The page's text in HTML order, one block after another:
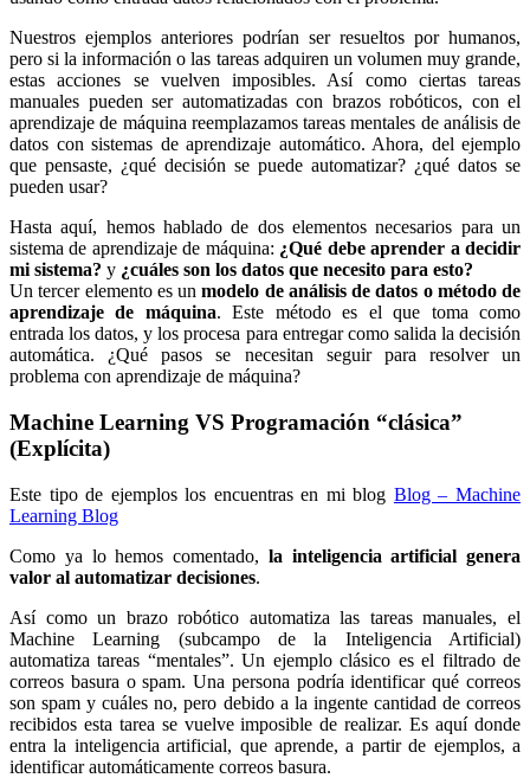
Nuestros ejemplos anteriores podrían ser resueltos por humanos,
pero si la información o las tareas adquiren un volumen muy grande,
estas acciones se vuelven imposibles. Así como ciertas tareas
manuales pueden ser automatizadas con brazos robóticos, con el
aprendizaje de máquina reemplazamos tareas mentales de análisis de
datos con sistemas de aprendizaje automático. Ahora, del ejemplo
que pensaste, ¿qué decisión se puede automatizar? ¿qué datos se
pueden usar?
Hasta aquí, hemos hablado de dos elementos necesarios para un
sistema de aprendizaje de máquina: ¿Qué debe aprender a decidir
mi sistema? y ¿cuáles son los datos que necesito para esto?
Un tercer elemento es unmodelo de análisis de datos o método de
aprendizaje de máquina. Este método es el que toma como
entrada los datos, y los procesa para entregar como salida la decisión
automática. ¿Qué pasos se necesitan seguir para resolver un
problema con aprendizaje de máquina?
Machine Learning VS Programación “clásica”
(Explícita)
Este tipo de ejemplos los encuentras en mi blog Blog – Machine
Learning Blog
Como ya lo hemos comentado, la inteligencia artificial genera
valor al automatizar decisiones.
Así como un brazo robótico automatiza las tareas manuales, el
Machine Learning (subcampo de la Inteligencia Artificial)
automatiza tareas “mentales”. Un ejemplo clásico es el filtrado de
correos basura o spam. Una persona podría identificar qué correos
son spam y cuáles no, pero debido a la ingente cantidad de correos
recibidos esta tarea se vuelve imposible de realizar. Es aquí donde
entra la inteligencia artificial, que aprende, a partir de ejemplos, a
identificar automáticamente correos basura.